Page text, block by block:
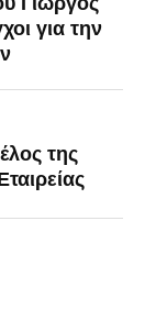
για την
της